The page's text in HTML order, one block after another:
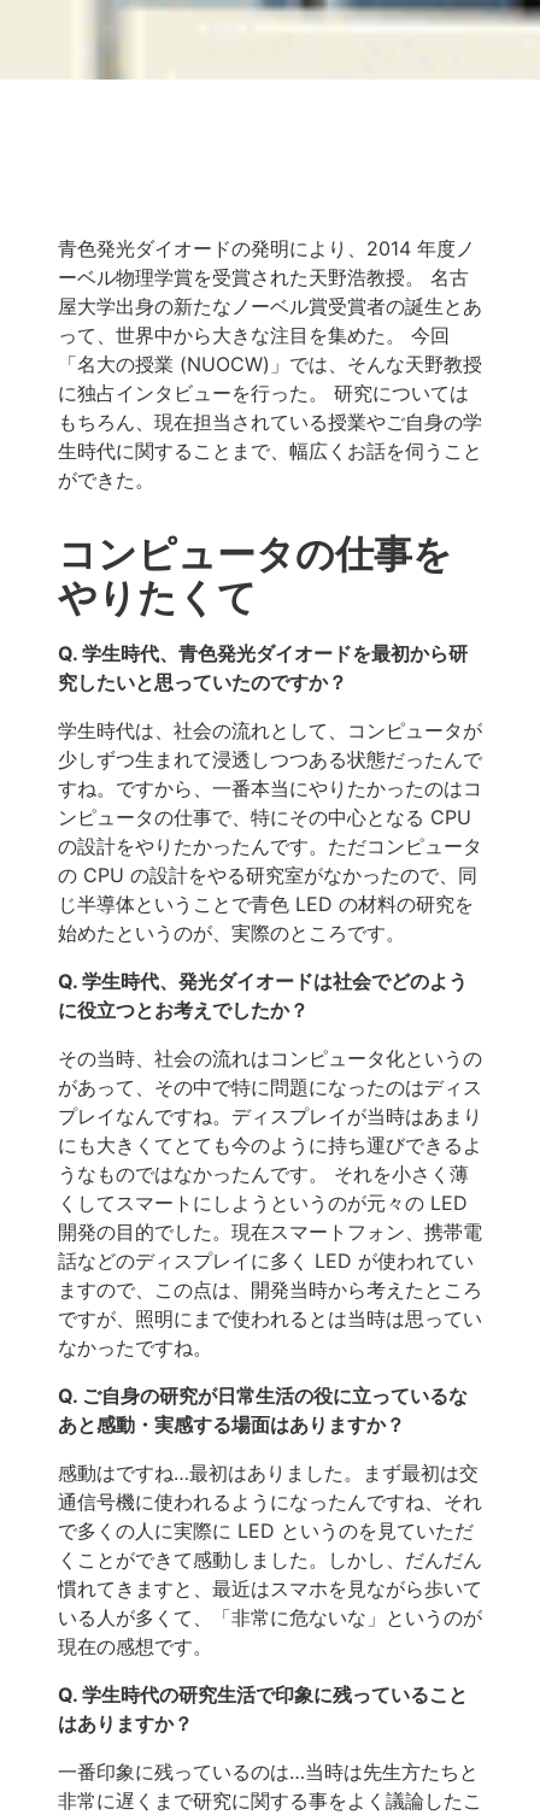
青色発光ダイオードの発明により、2014 年度ノ
ーベル物理学賞を受賞された天野浩教授。 名古
屋大学出身の新たなノーベル賞受賞者の誕生とあ
って、世界中から大きな注目を集めた。 今回
「名大の授業 (NUOCW)」では、そんな天野教授
に独占インタビューを行った。 研究については
もちろん、現在担当されている授業やご自身の学
生時代に関することまで、幅広くお話を伺うこと
ができた。
コンピュータの仕事を
やりたくて
Q. 学生時代、青色発光ダイオードを最初から研
究したいと思っていたのですか？
学生時代は、社会の流れとして、コンピュータが
少しずつ生まれて浸透しつつある状態だったんで
すね。ですから、一番本当にやりたかったのはコ
ンピュータの仕事で、特にその中心となる CPU
の設計をやりたかったんです。ただコンピュータ
の CPU の設計をやる研究室がなかったので、同
じ半導体ということで青色 LED の材料の研究を
始めたというのが、実際のところです。
Q. 学生時代、発光ダイオードは社会でどのよう
に役立つとお考えでしたか？
その当時、社会の流れはコンピュータ化というの
があって、その中で特に問題になったのはディス
プレイなんですね。ディスプレイが当時はあまり
にも大きくてとても今のように持ち運びできるよ
うなものではなかったんです。 それを小さく薄
くしてスマートにしようというのが元々の LED
開発の目的でした。現在スマートフォン、携帯電
話などのディスプレイに多く LED が使われてい
ますので、この点は、開発当時から考えたところ
ですが、照明にまで使われるとは当時は思ってい
なかったですね。
Q. ご自身の研究が日常生活の役に立っているな
あと感動・実感する場面はありますか？
感動はですね…最初はありました。まず最初は交
通信号機に使われるようになったんですね、それ
で多くの人に実際に LED というのを見ていただ
くことができて感動しました。しかし、だんだん
慣れてきますと、最近はスマホを見ながら歩いて
いる人が多くて、「非常に危ないな」というのが
現在の感想です。
Q. 学生時代の研究生活で印象に残っていること
はありますか？
一番印象に残っているのは…当時は先生方たちと
非常に遅くまで研究に関する事をよく議論したこ